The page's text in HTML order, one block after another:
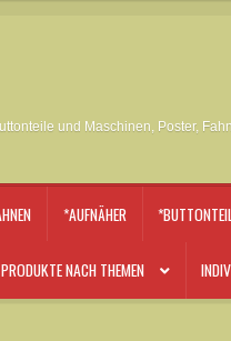
und Maschinen, Poster,
*AUFNÄHER
PRODUKTE NACH THEMEN